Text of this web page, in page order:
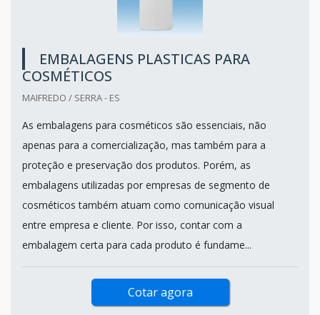
EMBALAGENS PLASTICAS PARA
COSMÉTICOS
MAIFREDO / SERRA - ES
As embalagens para cosméticos são essenciais, não
apenas para a comercialização, mas também para a
proteção e preservação dos produtos. Porém, as
embalagens utilizadas por empresas de segmento de
cosméticos também atuam como comunicação visual
entre empresa e cliente. Por isso, contar com a
embalagem certa para cada produto é fundame...
Cotar agora